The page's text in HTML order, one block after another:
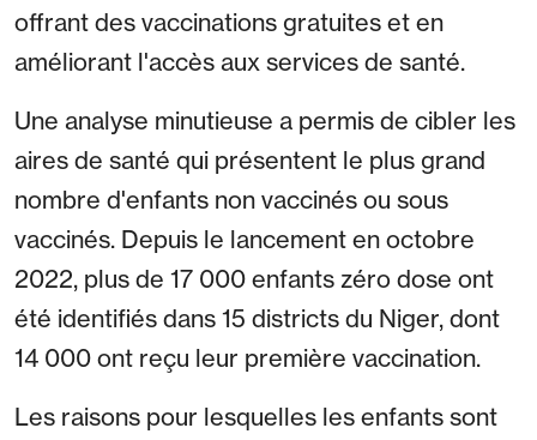
offrant des vaccinations gratuites et en
améliorant l'accès aux services de santé.
Une analyse minutieuse a permis de cibler les
aires de santé qui présentent le plus grand
nombre d'enfants non vaccinés ou sous
vaccinés. Depuis le lancement en octobre
2022, plus de 17 000 enfants zéro dose ont
été identifiés dans 15 districts du Niger, dont
14 000 ont reçu leur première vaccination.
Les raisons pour lesquelles les enfants sont